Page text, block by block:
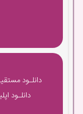
دانلـود
دانلـود